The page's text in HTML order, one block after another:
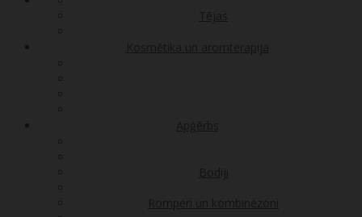
Tējas
Kosmētika un aromterapija
Apģērbs
Bodiji
Romperi un kombinezoni